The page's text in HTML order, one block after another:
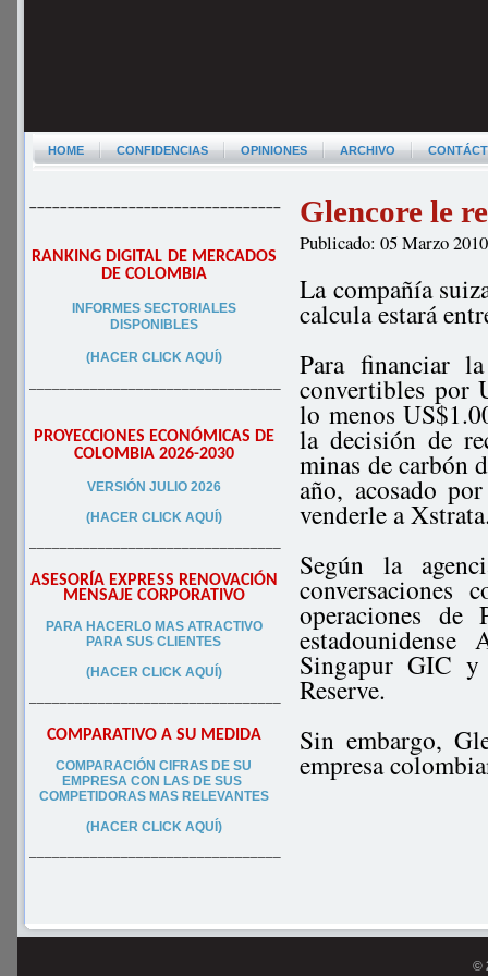
HOME CONFIDENCIAS OPINIONES ARCHIVO
–––––––––––––––––––––––––––––––––
RANKING DIGITAL DE MERCADOS
DE COLOMBIA
INFORMES SECTORIALES
DISPONIBLES
(HACER CLICK AQUÍ)
–––––––––––––––––––––––––––––––––
PROYECCIONES ECONÓMICAS DE
COLOMBIA 2026-2030
VERSIÓN JULIO 2026
(HACER CLICK AQUÍ)
–––––––––––––––––––––––––––––––––
ASESORÍA EXPRESS RENOVACIÓN
MENSAJE CORPORATIVO
PARA HACERLO MAS ATRACTIVO
PARA SUS CLIENTES
(HACER CLICK AQUÍ)
–––––––––––––––––––––––––––––––––
COMPARATIVO A SU MEDIDA
COMPARACIÓN CIFRAS DE SU
EMPRESA CON LAS DE SUS
COMPETIDORAS MAS RELEVANTES
(HACER CLICK AQUÍ)
–––––––––––––––––––––––––––––––––
Glencore le
Publicado: 05 Marzo 2010
La compañía
calcula estará
Para financiar
convertibles por
lo menos
la decisión de
minas de carbón
año, acosado
venderle a
Según la
conversaciones
operaciones
Singapur GIC y
Reserve.
Sin embargo,
empresa
©